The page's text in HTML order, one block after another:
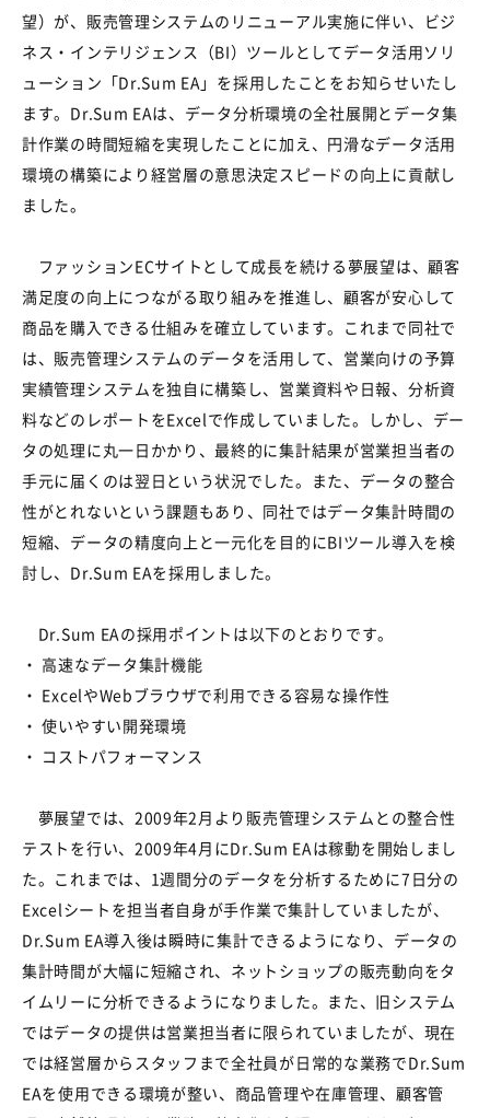
望）が、販売管理システムのリニューアル実施に伴い、ビジ
ネス・インテリジェンス（BI）ツールとしてデータ活用ソリ
ューション「Dr.Sum EA」を採用したことをお知らせいたし
ます。Dr.Sum EAは、データ分析環境の全社展開とデータ集
計作業の時間短縮を実現したことに加え、円滑なデータ活用
環境の構築により経営層の意思決定スピードの向上に貢献し
ました。
ファッションECサイトとして成長を続ける夢展望は、顧客
満足度の向上につながる取り組みを推進し、顧客が安心して
商品を購入できる仕組みを確立しています。これまで同社で
は、販売管理システムのデータを活用して、営業向けの予算
実績管理システムを独自に構築し、営業資料や日報、分析資
料などのレポートをExcelで作成していました。しかし、デー
タの処理に丸一日かかり、最終的に集計結果が営業担当者の
手元に届くのは翌日という状況でした。また、データの整合
性がとれないという課題もあり、同社ではデータ集計時間の
短縮、データの精度向上と一元化を目的にBIツール導入を検
討し、Dr.Sum EAを採用しました。
Dr.Sum EAの採用ポイントは以下のとおりです。
・ 高速なデータ集計機能
・ ExcelやWebブラウザで利用できる容易な操作性
・ 使いやすい開発環境
・ コストパフォーマンス
夢展望では、2009年2月より販売管理システムとの整合性
テストを行い、2009年4月にDr.Sum EAは稼動を開始しまし
た。これまでは、1週間分のデータを分析するために7日分の
Excelシートを担当者自身が手作業で集計していましたが、
Dr.Sum EA導入後は瞬時に集計できるようになり、データの
集計時間が大幅に短縮され、ネットショップの販売動向をタ
イムリーに分析できるようになりました。また、旧システム
ではデータの提供は営業担当者に限られていましたが、現在
では経営層からスタッフまで全社員が日常的な業務でDr.Sum
EAを使用できる環境が整い、商品管理や在庫管理、顧客管